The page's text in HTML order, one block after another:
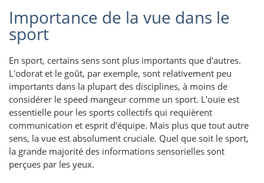
Importance de la vue dans le
sport
En sport, certains sens sont plus importants que d'autres.
L'odorat et le goût, par exemple, sont relativement peu
importants dans la plupart des disciplines, à moins de
considérer le speed mangeur comme un sport. L'ouïe est
essentielle pour les sports collectifs qui requièrent
communication et esprit d'équipe. Mais plus que tout autre
sens, la vue est absolument cruciale. Quel que soit le sport,
la grande majorité des informations sensorielles sont
perçues par les yeux.